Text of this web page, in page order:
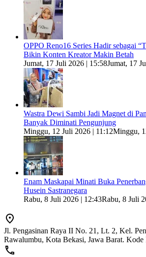
OPPO Reno16 Series Hadir sebagai
Bikin Konten Kreator Makin Betah
Jumat, 17 Juli 2026 | 15:58Jumat, 17
Wastra Dewi Sambi Jadi Magnet di
Banyak Diminati Pengunjung
Minggu, 12 Juli 2026 | 11:12Minggu,
Enam Maskapai Minati Buka
Husein Sastranegara
Rabu, 8 Juli 2026 | 12:43Rabu, 8 Juli
Jl. Pengasinan Raya II No. 21, Lt. 2, Kel.
Rawalumbu, Kota Bekasi, Jawa Barat. Kode